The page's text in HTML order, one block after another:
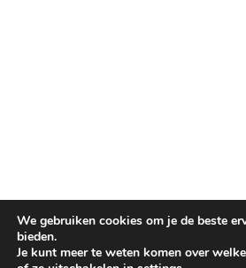
We gebruiken cookies om je de beste
bieden.
Je kunt meer te weten komen over